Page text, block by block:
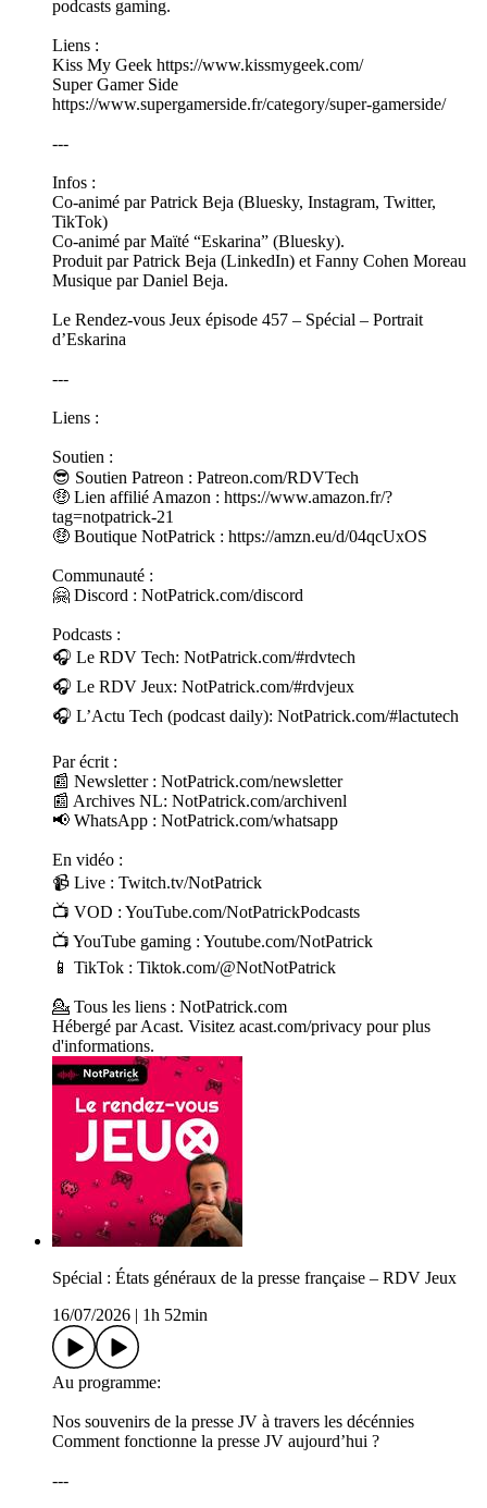
podcasts gaming.
Liens :
Kiss My Geek https://www.kissmygeek.com/
Super Gamer Side
https://www.supergamerside.fr/category/super-gamerside/
---
Infos :
Co-animé par Patrick Beja (Bluesky, Instagram, Twitter,
TikTok)
Co-animé par Maïté “Eskarina” (Bluesky).
Produit par Patrick Beja (LinkedIn) et Fanny Cohen Moreau
Musique par Daniel Beja.
Le Rendez-vous Jeux épisode 457 – Spécial – Portrait
d’Eskarina
---
Liens :
Soutien :
😎 Soutien Patreon : Patreon.com/RDVTech
🤑 Lien affilié Amazon : https://www.amazon.fr/?
tag=notpatrick-21
🤑 Boutique NotPatrick : https://amzn.eu/d/04qcUxOS
Communauté :
🤗 Discord : NotPatrick.com/discord
Podcasts :
🎧 Le RDV Tech: NotPatrick.com/#rdvtech
🎧 Le RDV Jeux: NotPatrick.com/#rdvjeux
🎧 L’Actu Tech (podcast daily): NotPatrick.com/#lactutech
Par écrit :
📰 Newsletter : NotPatrick.com/newsletter
📰 Archives NL: NotPatrick.com/archivenl
📢 WhatsApp : NotPatrick.com/whatsapp
En vidéo :
📹 Live : Twitch.tv/NotPatrick
📺 VOD : YouTube.com/NotPatrickPodcasts
📺 YouTube gaming : Youtube.com/NotPatrick
📱 TikTok : Tiktok.com/@NotNotPatrick
💁 Tous les liens : NotPatrick.com
Hébergé par Acast. Visitez acast.com/privacy pour plus
d'informations.
Spécial : États généraux de la presse française – RDV Jeux
16/07/2026 | 1h 52min
Au programme:
Nos souvenirs de la presse JV à travers les décénnies
Comment fonctionne la presse JV aujourd’hui ?
---